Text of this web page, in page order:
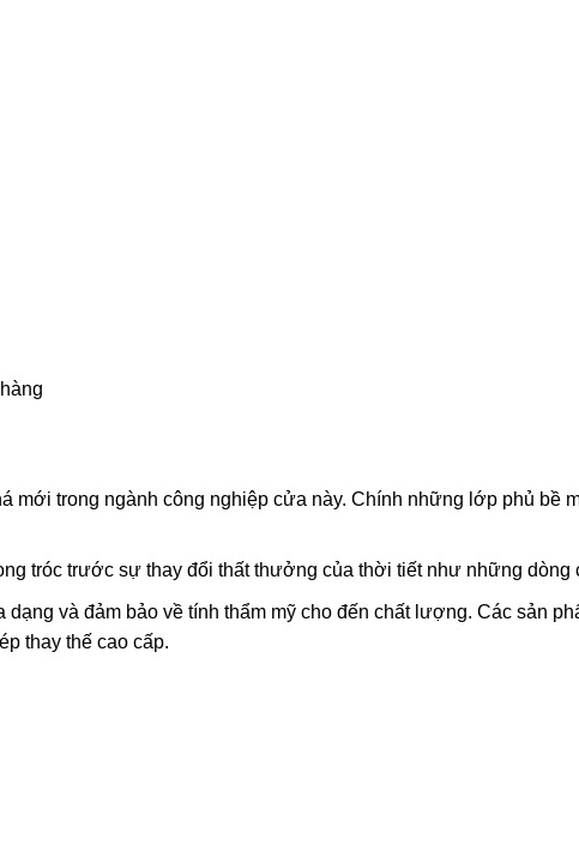
mới trong ngành công nghiệp cửa này. Chính những lớp phủ bề
tróc trước sự thay đổi thất thưởng của thời tiết như những dòng
và đảm bảo về tính thẩm mỹ cho đến chất lượng. Các sản
thay thế cao cấp.